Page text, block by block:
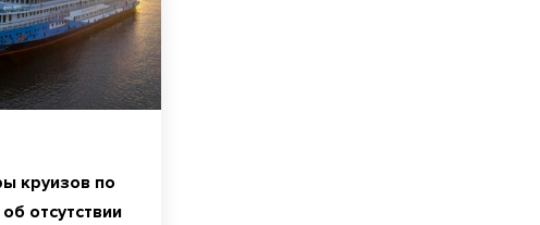
круизов по
отсутствии